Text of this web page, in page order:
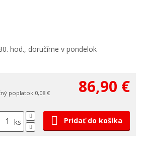
hod., doručíme v pondelok
poplatok 0,08 €
86,90 €
ks Pridať do košíka